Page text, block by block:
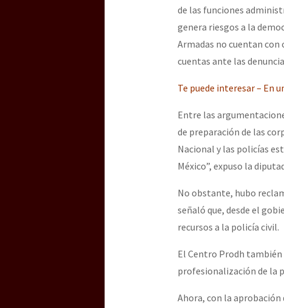
de las funciones
genera riesgos a la
Armadas no cuentan
cuentas ante las
Te puede interesar – En
Entre las
de preparación de las
Nacional y las policías
México”, expuso la
No obstante, hubo
señaló que, desde el
recursos a la policía civil.
El Centro Prodh
profesionalización de la
Ahora, con la aprobación